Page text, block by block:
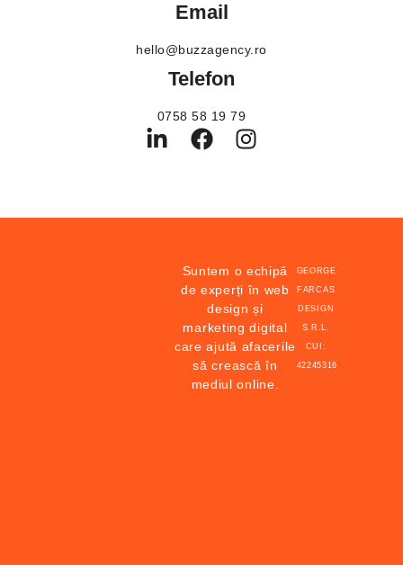
Email
hello@buzzagency.ro
Telefon
0758 58 19 79
Suntem o echipă
de experți în web
design și
marketing digital
care ajută afacerile
să crească în
mediul online.
GEORGE
FARCAS
DESIGN
S.R.L.
CUI:
42245316